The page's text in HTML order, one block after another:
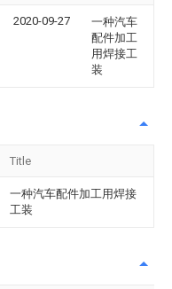
2020-09-27
一种汽车
配件加工
用焊接工
装
Title
一种汽车配件加工用焊接
工装